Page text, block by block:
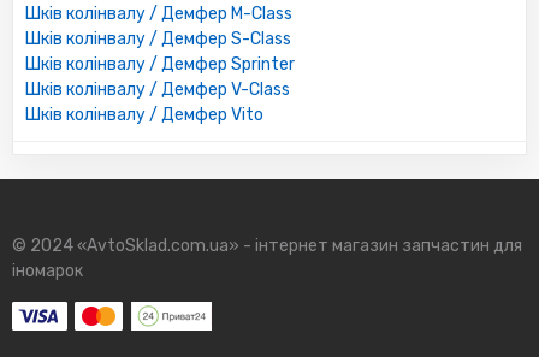
Шків колінвалу / Демфер M-Class
Шків колінвалу / Демфер S-Class
Шків колінвалу / Демфер Sprinter
Шків колінвалу / Демфер V-Class
Шків колінвалу / Демфер Vito
© 2024 «AvtoSklad.com.ua» - інтернет магазин запчастин для
іномарок